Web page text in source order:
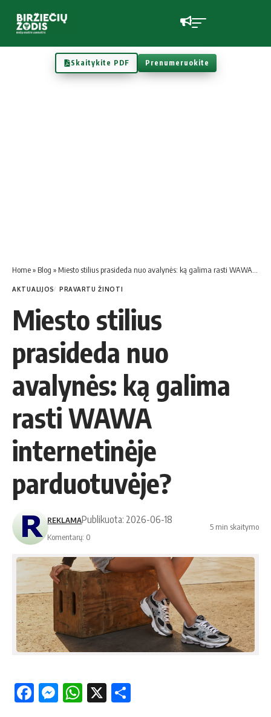
Skaitykite PDF Prenumeruokite
Home» Blog » Miesto stilius prasideda nuo avalynės: ką galima rasti WAWA internetinėje parduotuvėje?
AKTUALIJOS PRAVARTU ŽINOTI
Miesto stilius
prasideda nuo
avalynės: ką galima
rasti WAWA
internetinėje
parduotuvėje?
REKLAMAPublikuota: 2026-06-18
Komentarų: 0
5 min skaitymo
Facebook
Messenger
WhatsApp
X